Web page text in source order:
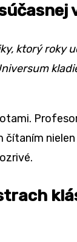
ktorý roky
é.